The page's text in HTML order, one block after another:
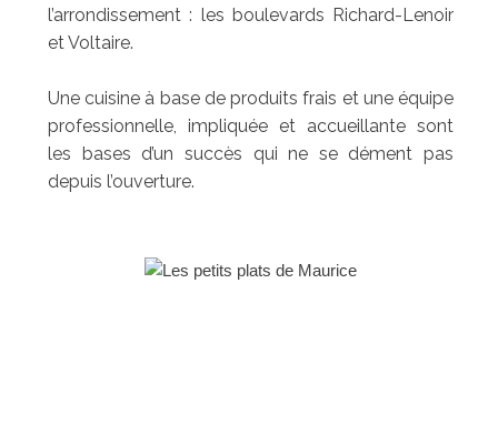
l’arrondissement : les boulevards Richard-Lenoir
et Voltaire.
Une cuisine à base de produits frais et une équipe
professionnelle, impliquée et accueillante sont
les bases d’un succès qui ne se dément pas
depuis l’ouverture.